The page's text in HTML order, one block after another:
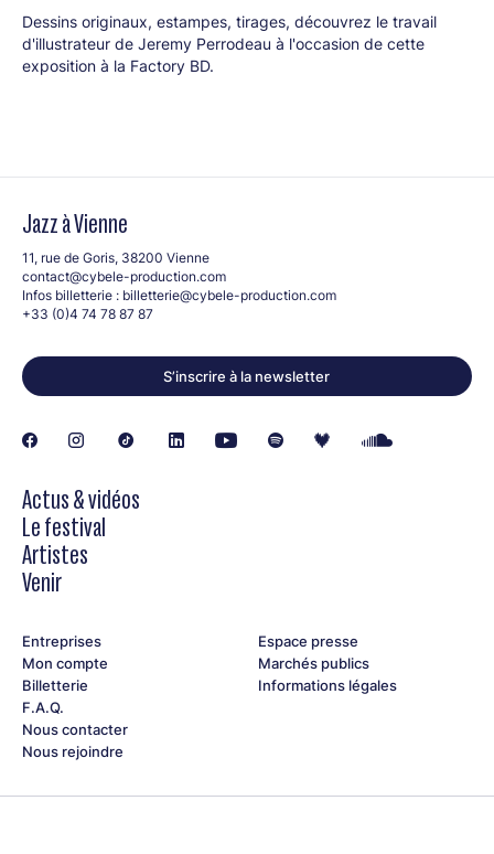
Dessins originaux, estampes, tirages, découvrez le travail
d'illustrateur de Jeremy Perrodeau à l'occasion de cette
exposition à la Factory BD.
Jazz à Vienne
11, rue de Goris, 38200 Vienne
contact@cybele-production.com
Infos billetterie : billetterie@cybele-production.com
+33 (0)4 74 78 87 87
S’inscrire à la newsletter
Actus & vidéos
Le festival
Artistes
Venir
Entreprises
Mon compte
Billetterie
F.A.Q.
Nous contacter
Nous rejoindre
Espace presse
Marchés publics
Informations légales